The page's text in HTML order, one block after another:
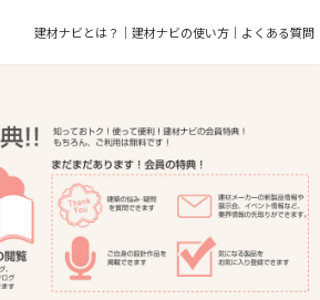
建材ナビとは？ 建材ナビの使い方 よくある質問